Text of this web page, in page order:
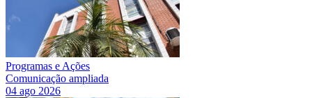
Programas e Ações
Comunicação ampliada
04 ago 2026